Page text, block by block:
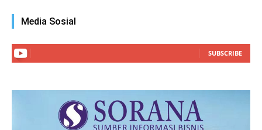
Media Sosial
SUBSCRIBE